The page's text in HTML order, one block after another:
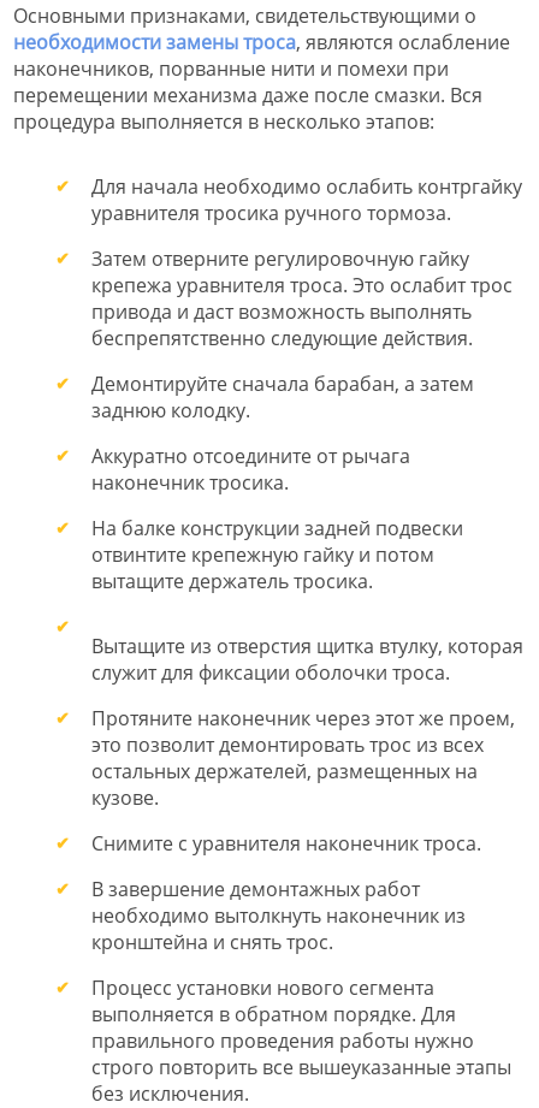
Основными признаками, свидетельствующими о
необходимости замены троса, являются ослабление
наконечников, порванные нити и помехи при
перемещении механизма даже после смазки. Вся
процедура выполняется в несколько этапов:
Для начала необходимо ослабить контргайку
уравнителя тросика ручного тормоза.
Затем отверните регулировочную гайку
крепежа уравнителя троса. Это ослабит трос
привода и даст возможность выполнять
беспрепятственно следующие действия.
Демонтируйте сначала барабан, а затем
заднюю колодку.
Аккуратно отсоедините от рычага
наконечник тросика.
На балке конструкции задней подвески
отвинтите крепежную гайку и потом
вытащите держатель тросика.
Вытащите из отверстия щитка втулку, которая
служит для фиксации оболочки троса.
Протяните наконечник через этот же проем,
это позволит демонтировать трос из всех
остальных держателей, размещенных на
кузове.
Снимите с уравнителя наконечник троса.
В завершение демонтажных работ
необходимо вытолкнуть наконечник из
кронштейна и снять трос.
Процесс установки нового сегмента
выполняется в обратном порядке. Для
правильного проведения работы нужно
строго повторить все вышеуказанные этапы
без исключения.